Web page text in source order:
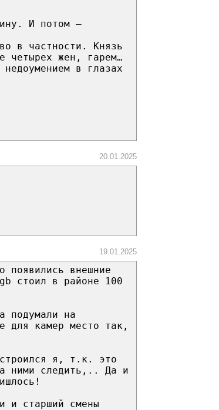
И потом –
в частности. Князь
четырех жен, гарем…
в глазах
20.01.2025
19.01.2025
появились внешние
стоил в районе 100
подумали на
для камер место так,
я, т.к. это
ними следить,.. Да и
и старший смены